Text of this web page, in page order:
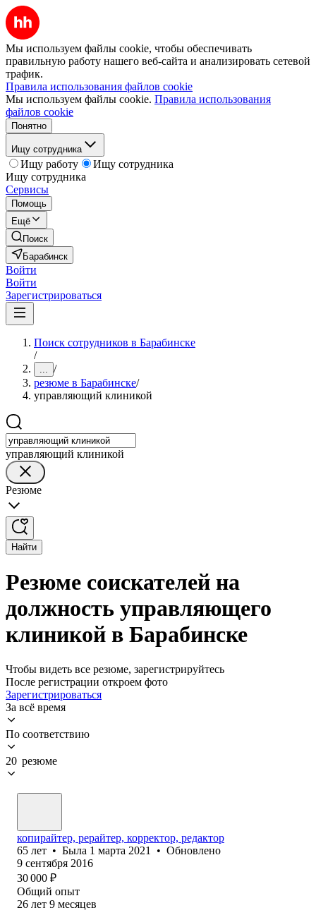
Мы используем файлы cookie, чтобы обеспечивать
правильную работу нашего веб-сайта и анализировать сетевой
трафик.
Правила использования файлов cookie
Мы используем файлы cookie. Правила использования
файлов cookie
Понятно
Ищу сотрудника
Ищу работу
Ищу сотрудника
Ищу сотрудника
Сервисы
Помощь
Ещё
Поиск
Барабинск
Войти
Войти
Зарегистрироваться
Поиск сотрудников в Барабинске
/
... /
резюме в Барабинске/
управляющий клиникой
управляющий клиникой
Резюме
Найти
Резюме соискателей на
должность управляющего
клиникой в Барабинске
Чтобы видеть все резюме, зарегистрируйтесь
После регистрации откроем фото
Зарегистрироваться
За всё время
По соответствию
20 резюме
копирайтер, рерайтер, корректор, редактор
65 лет • Была 1 марта 2021 • Обновлено
9 сентября 2016
30 000 ₽
Общий опыт
26 лет 9 месяцев